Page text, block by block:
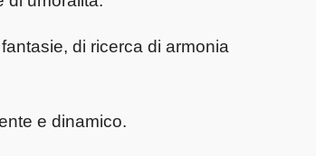
di ricerca di armonia
e dinamico.